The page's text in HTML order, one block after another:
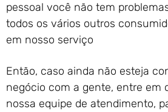
pessoal você não tem
todos os vários outros
em nosso serviço
Então, caso ainda não esteja
negócio com a gente, entre em
nossa equipe de atendimento,